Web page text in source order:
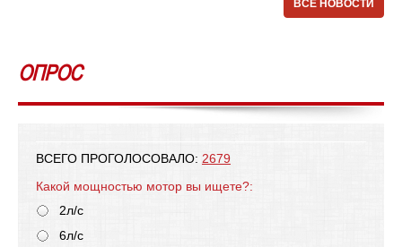
ВСЕ НОВОСТИ
ОПРОС
ВСЕГО ПРОГОЛОСОВАЛО: 2679
Какой мощностью мотор вы ищете?:
2л/с
6л/с